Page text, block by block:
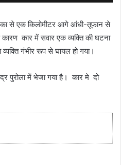
से एक किलोमीटर आगे आंधी-तूफान से
कार में सवार एक व्यक्ति की घटना
गंभीर रूप से घायल हो गया।
पुरोला में भेजा गया है। कार मे दो